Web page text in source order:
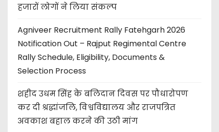
हजारों लोगों ने लिया संकल्प
Agniveer Recruitment Rally Fatehgarh 2026
Notification Out – Rajput Regimental Centre
Rally Schedule, Eligibility, Documents &
Selection Process
शहीद उधम सिंह के बलिदान दिवस पर पौधारोपण
कर दी श्रद्धांजलि, विश्वविद्यालय और राजपत्रित
अवकाश बहाल करने की उठी मांग